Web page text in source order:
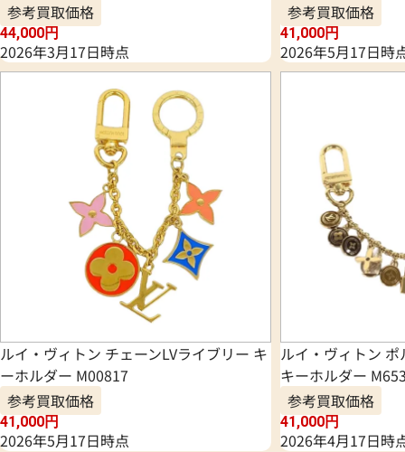
参考買取価格
44,000円
2026年3月17日時点
参考買取価格
41,000円
2026年5月17日時
ルイ・ヴィトン チェーンLVライブリー キ
ーホルダー M00817
参考買取価格
41,000円
2026年5月17日時点
ルイ・ヴィトン
キーホルダー
参考買取価格
41,000円
2026年4月17日時